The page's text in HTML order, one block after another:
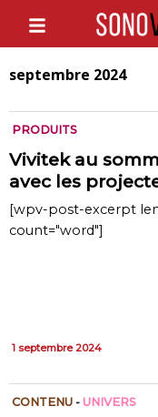
septembre 2024
PRODUITS
Vivitek au
avec les
[wpv-post-excerpt
count="word"]
1 septembre 2024
CONTENU - UNIVERS